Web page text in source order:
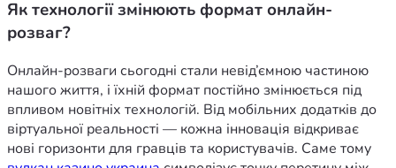
аналітичні інструменти для оцінки популярності окремих
функцій та поведінки аудиторії. На основі отриманих
можливості, покращувати інтерфейси та адаптувати
продукти до актуальних потреб користувачів. Такий
підхід дозволяє онлайн-розвагам залишатися
динамічними та відповідати очікуванням сучасної
аудиторії.
Як технології змінюють формат онлайн-
розваг?
Онлайн-розваги сьогодні стали невід’ємною частиною
нашого життя, і їхній формат постійно змінюється під
впливом новітніх технологій. Від мобільних додатків до
віртуальної реальності — кожна інновація відкриває